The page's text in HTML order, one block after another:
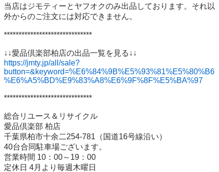
当店はジモティーとヤフオクのみ出品しております。それ以
外からのご注文には対応できません。
******************************
https://jmty.jp/all/sale?
button=&keyword=%E6%84%9B%E5%93%81%E5%80%B6
%E6%A5%BD%E9%83%A8%E6%9F%8F%E5%BA%97
******************************
総合リユース＆リサイクル
愛品倶楽部 柏店
千葉県柏市十余二254-781（国道16号線沿い）
40台合同駐車場ございます。
営業時間 10：00～19：00
定休日 4月より毎週木曜日